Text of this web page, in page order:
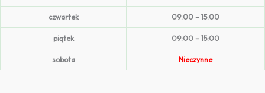
czwartek 09:00 – 15:00
piątek 09:00 – 15:00
sobota Nieczynne